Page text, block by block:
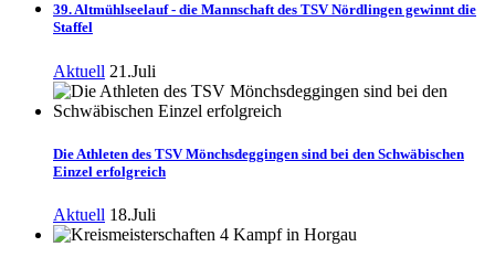
39. Altmühlseelauf - die Mannschaft des TSV Nördlingen gewinnt die
Staffel
Aktuell 21.Juli
Die Athleten des TSV Mönchsdeggingen sind bei den Schwäbischen
Einzel erfolgreich
Aktuell 18.Juli